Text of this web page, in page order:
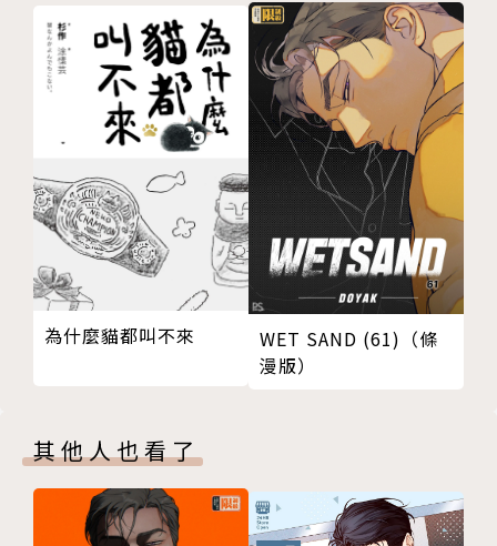
為什麼貓都叫不來
WET SAND (61)（條
漫版）
其他人也看了